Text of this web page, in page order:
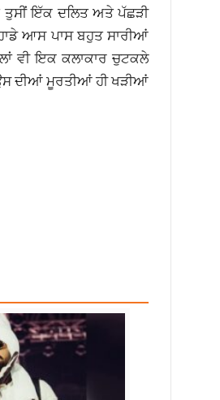
ਤੁਸੀਂ ਇੱਕ ਦਲਿਤ ਅਤੇ ਪੱਛੜੀ
ਆਸ ਪਾਸ ਬਹੁਤ ਸਾਰੀਆਂ
ਵੀ ਇਕ ਕਲਾਕਾਰ ਚੁਟਕਲੇ
ਦੀਆਂ ਮੂਰਤੀਆਂ ਹੀ ਖੜੀਆਂ